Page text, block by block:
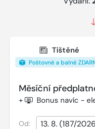
Tištěné
Poštovné a balné
Měsíční
+ Bonus navíc -
Od: